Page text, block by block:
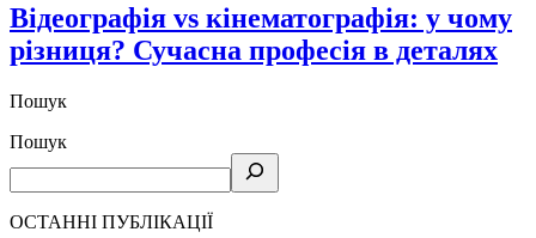
Відеографія vs кінематографія: у чому
різниця? Сучасна професія в деталях
Пошук
Пошук
ОСТАННІ ПУБЛІКАЦІЇ